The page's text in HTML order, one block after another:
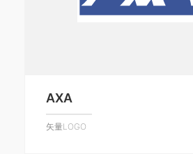
AXA
矢量LOGO